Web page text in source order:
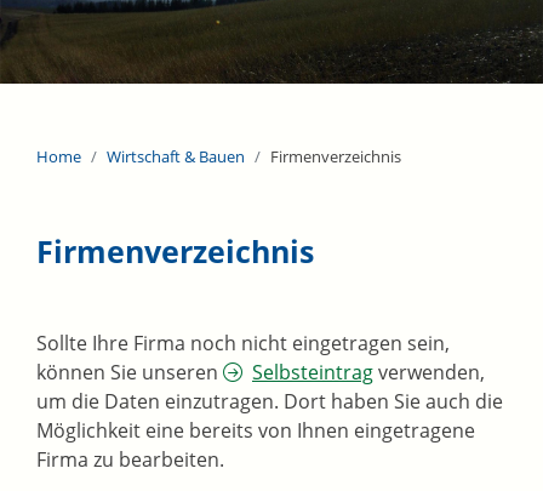
Home Wirtschaft & Bauen Firmenverzeichnis
Firmenverzeichnis
Sollte Ihre Firma noch nicht eingetragen sein,
können Sie unseren
Selbsteintragverwenden,
um die Daten einzutragen. Dort haben Sie auch die
Möglichkeit eine bereits von Ihnen eingetragene
Firma zu bearbeiten.